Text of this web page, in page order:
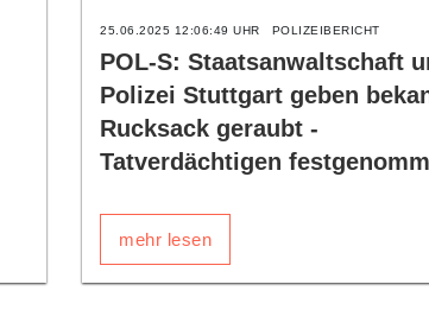
25.06.2025 12:06:49 UHR POLIZEIBERICHT
POL-S: Staatsanwaltschaft
Polizei Stuttgart geben
Rucksack geraubt -
Tatverdächtigen
mehr lesen